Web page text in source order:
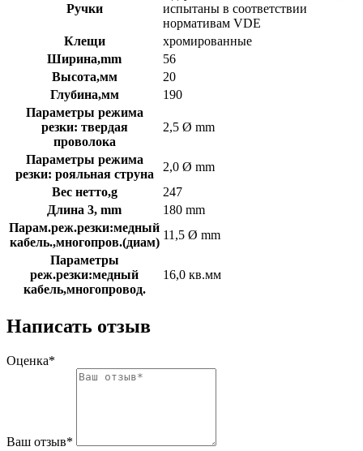
Ручки
испытаны в соответствии
нормативам VDE
Клещи
хромированные
Ширина,mm
56
Высота,мм
20
Глубина,мм
190
Параметры режима
резки: твердая
проволока
2,5 Ø mm
Параметры режима
резки: рояльная струна
2,0 Ø mm
Вес нетто,g
247
Длина 3, mm
180 mm
Парам.реж.резки:медный
кабель.,многопров.(диам)
11,5 Ø mm
Параметры
реж.резки:медный
кабель,многопровод.
16,0 кв.мм
Написать отзыв
Оценка*
Ваш отзыв*